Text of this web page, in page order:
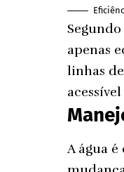
apenas
linhas
A água